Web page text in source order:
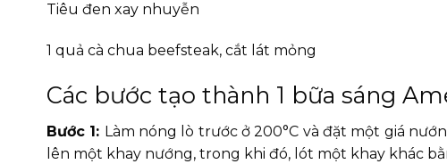
Tiêu đen xay nhuyễn
1 quả cà chua beefsteak, cắt lát mỏng
Các bước tạo thành 1 bữa sáng
Bước 1: Làm nóng lò trước ở 200°C và đặt một giá
lên một khay nướng, trong khi đó, lót một khay khác